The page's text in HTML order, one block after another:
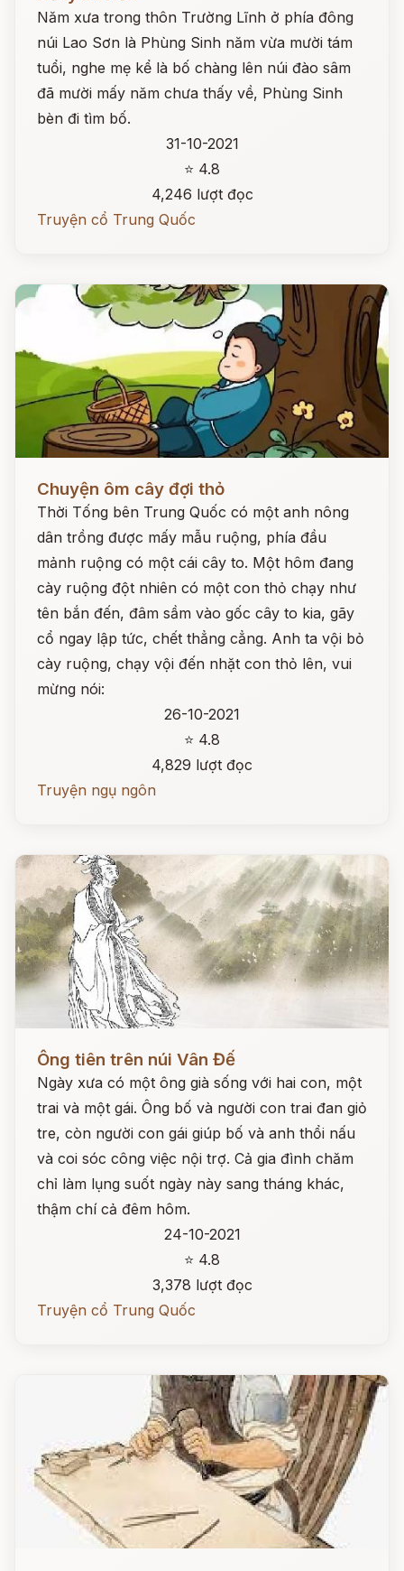
Năm xưa trong thôn Trường Lĩnh ở phía đông
núi Lao Sơn là Phùng Sinh năm vừa mười tám
tuổi, nghe mẹ kể là bố chàng lên núi đào sâm
đã mười mấy năm chưa thấy về, Phùng Sinh
bèn đi tìm bố.
31-10-2021
⭐ 4.8
4,246 lượt đọc
Truyện cổ Trung Quốc
Chuyện ôm cây đợi thỏ
Thời Tống bên Trung Quốc có một anh nông
dân trồng được mấy mẫu ruộng, phía đầu
mảnh ruộng có một cái cây to. Một hôm đang
cày ruộng đột nhiên có một con thỏ chạy như
tên bắn đến, đâm sầm vào gốc cây to kia, gãy
cổ ngay lập tức, chết thẳng cẳng. Anh ta vội bỏ
cày ruộng, chạy vội đến nhặt con thỏ lên, vui
mừng nói:
26-10-2021
⭐ 4.8
4,829 lượt đọc
Truyện ngụ ngôn
Đọc ngay
Ông tiên trên núi Vân Đế
Ngày xưa có một ông già sống với hai con, một
trai và một gái. Ông bố và người con trai đan giỏ
tre, còn người con gái giúp bố và anh thổi nấu
và coi sóc công việc nội trợ. Cả gia đình chăm
chỉ làm lụng suốt ngày này sang tháng khác,
thậm chí cả đêm hôm.
24-10-2021
⭐ 4.8
3,378 lượt đọc
Truyện cổ Trung Quốc